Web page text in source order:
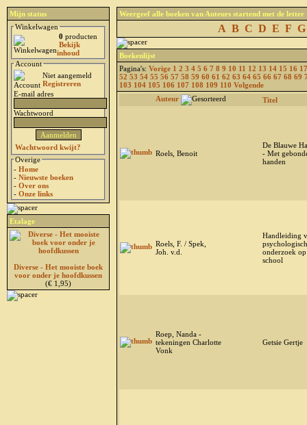
Mijn status
Winkelwagen
0 producten
Bekijk
inhoud
Account
Niet aangemeld
Registreren
E-mail adres
Wachtwoord
Wachtwoord kwijt?
Overige
- Home
- Nieuwste boeken
- Over ons
- Onze links
Etalage
Diverse - Het mooiste boek
voor onder je hoofdkussen
(€ 1,95)
Weergeef alle boeken van Auteurs startend met de letter
A B C D E F G
Boekenlijst
Pagina's: Vorige 1 2 3 4 5 6 7 8 9 10 11 12 13 14 15 16 17
52 53 54 55 56 57 58 59 60 61 62 63 64 65 66 67 68 69
103 104 105 106 107 108 109 110 Volgende
Auteur
Titel
Roels, Benoit
De Blauwe
- Met
handen
Roels, F. / Spek,
Joh. v.d.
Handleiding
psychologisch
onderzoek
school
Roep, Nanda -
tekeningen Charlotte
Vonk
Getsie Gertje